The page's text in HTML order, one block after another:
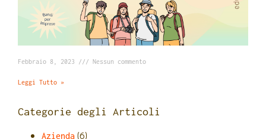
Febbraio 8, 2023 Nessun commento
Leggi Tutto »
Categorie degli Articoli
Azienda (6)